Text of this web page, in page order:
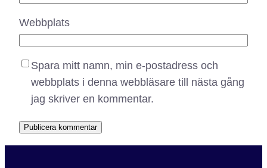
Webbplats
Spara mitt namn, min e-postadress och
webbplats i denna webbläsare till nästa gång
jag skriver en kommentar.